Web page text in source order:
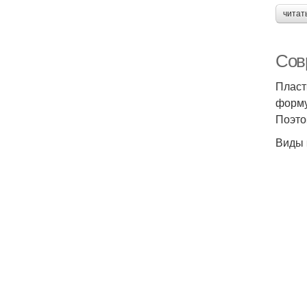
Виды